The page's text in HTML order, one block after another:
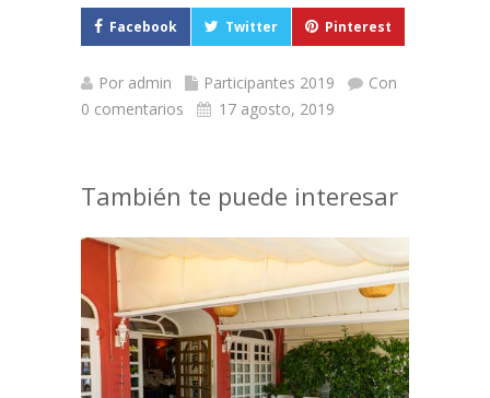
Facebook Twitter Pinterest
Por admin Participantes 2019
Con
0 comentarios
17 agosto, 2019
También te puede interesar